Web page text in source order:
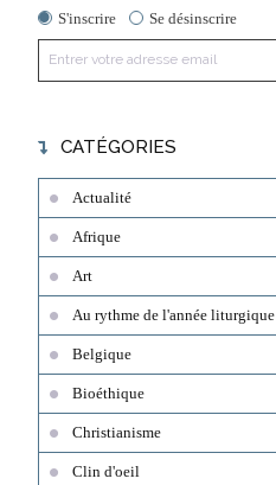
S'inscrire Se désinscrire
CATÉGORIES
Actualité
Afrique
Art
Au rythme de l'année liturgique
Belgique
Bioéthique
Christianisme
Clin d'oeil